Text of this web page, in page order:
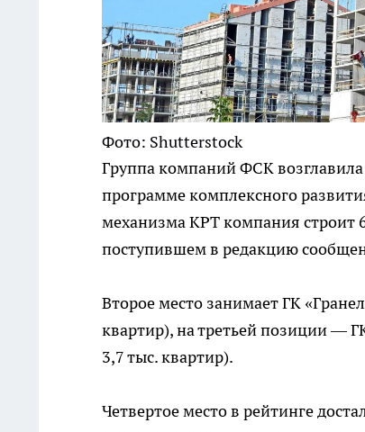
Фото: Shutterstock
Группа компаний ФСК
программе комплексного
механизма КРТ компания строит
поступившем в редакцию
Второе место занимает ГК
квартир), на третьей позиции —
3,7 тыс. квартир).
Четвертое место в рейтинге